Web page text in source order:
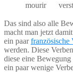
mourir
Das sind also alle
macht man jetzt
ein paarfranzösische
werden. Diese
diese eine
ein paar wenige